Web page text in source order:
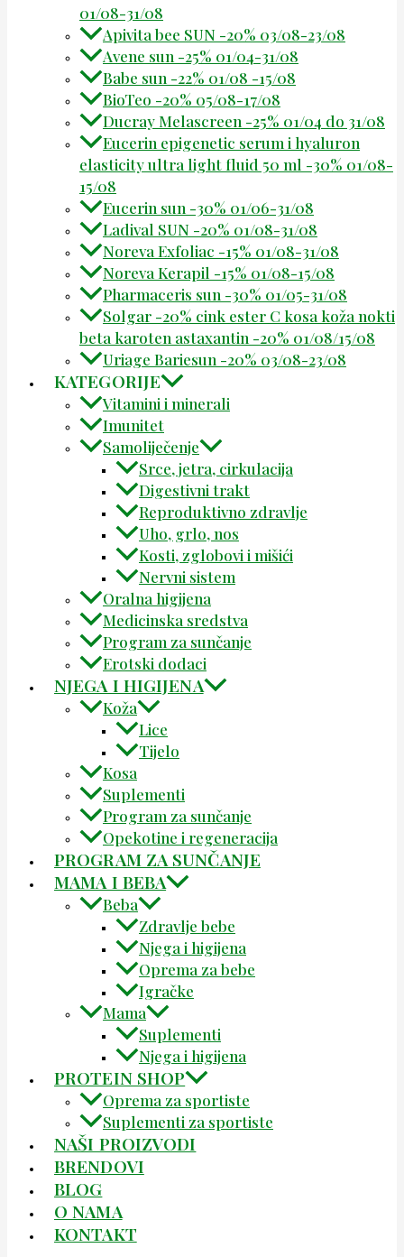
01/08-31/08
Apivita bee SUN -20% 03/08-23/08
Avene sun -25% 01/04-31/08
Babe sun -22% 01/08 -15/08
BioTeo -20% 05/08-17/08
Ducray Melascreen -25% 01/04 do 31/08
Eucerin epigenetic serum i hyaluron
elasticity ultra light fluid 50 ml -30% 01/08-
15/08
Eucerin sun -30% 01/06-31/08
Ladival SUN -20% 01/08-31/08
Noreva Exfoliac -15% 01/08-31/08
Noreva Kerapil -15% 01/08-15/08
Pharmaceris sun -30% 01/05-31/08
Solgar -20% cink ester C kosa koža nokti
beta karoten astaxantin -20% 01/08/15/08
Uriage Bariesun -20% 03/08-23/08
KATEGORIJE
Vitamini i minerali
Imunitet
Samoliječenje
Srce, jetra, cirkulacija
Digestivni trakt
Reproduktivno zdravlje
Uho, grlo, nos
Kosti, zglobovi i mišići
Nervni sistem
Oralna higijena
Medicinska sredstva
Program za sunčanje
Erotski dodaci
NJEGA I HIGIJENA
Koža
Lice
Tijelo
Kosa
Suplementi
Program za sunčanje
Opekotine i regeneracija
PROGRAM ZA SUNČANJE
MAMA I BEBA
Beba
Zdravlje bebe
Njega i higijena
Oprema za bebe
Igračke
Mama
Suplementi
Njega i higijena
PROTEIN SHOP
Oprema za sportiste
Suplementi za sportiste
NAŠI PROIZVODI
BRENDOVI
BLOG
O NAMA
KONTAKT